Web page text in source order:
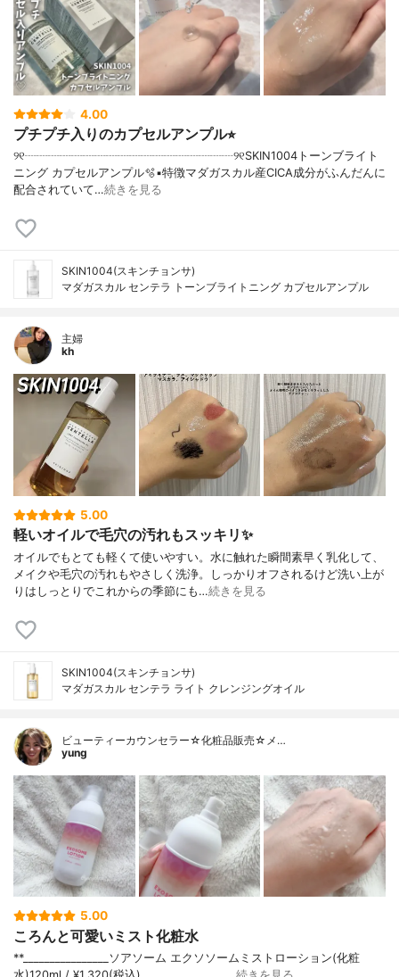
4.00
プチプチ入りのカプセルアンプル⭐︎
୨୧┈┈┈┈┈┈┈┈┈┈┈┈┈┈┈┈┈┈୨୧SKIN1004トーンブライト
ニング カプセルアンプル🫧▪︎特徴マダガスカル産CICA成分がふんだんに
配合されていて…続きを見る
SKIN1004(スキンチョンサ)
マダガスカル センテラ トーンブライトニング カプセルアンプル
主婦
kh
5.00
軽いオイルで毛穴の汚れもスッキリ✨
オイルでもとても軽くて使いやすい。水に触れた瞬間素早く乳化して、
メイクや毛穴の汚れもやさしく洗浄。しっかりオフされるけど洗い上が
りはしっとりでこれからの季節にも…続きを見る
SKIN1004(スキンチョンサ)
マダガスカル センテラ ライト クレンジングオイル
ビューティーカウンセラー☆化粧品販売☆メ…
yung
5.00
ころんと可愛いミスト化粧水
**⁡________________⁡ソアソーム ⁡エクソソームミストローション(化粧